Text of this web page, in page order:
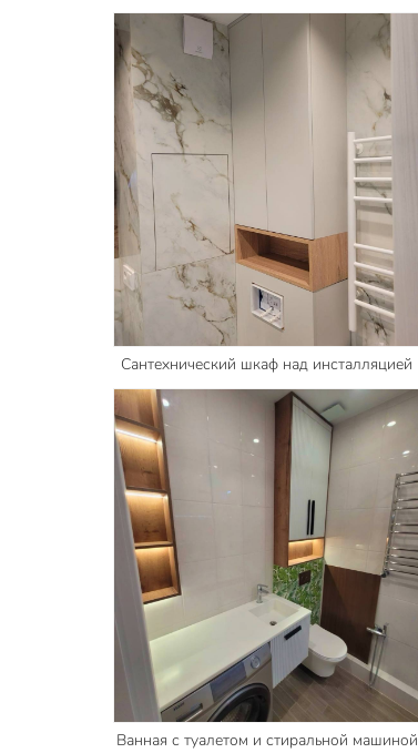
Сантехнический шкаф над инсталляцией
Ванная с туалетом и стиральной машиной